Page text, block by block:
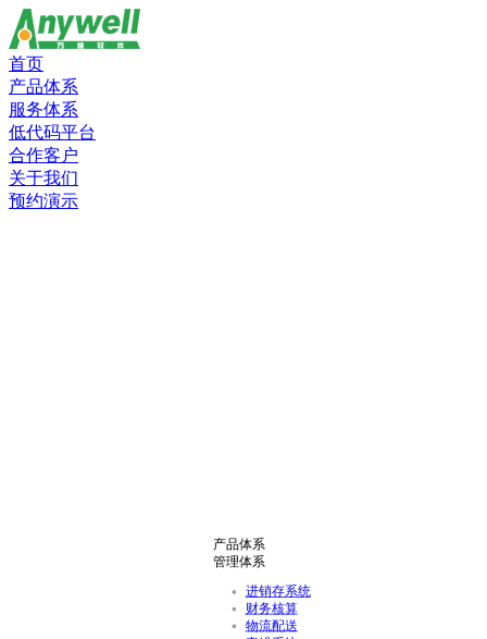
首页
产品体系
服务体系
低代码平台
合作客户
关于我们
预约演示
产品体系
管理体系
进销存系统
财务核算
物流配送